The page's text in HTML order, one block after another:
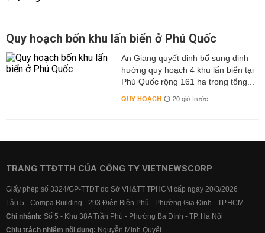
Quy hoạch bốn khu lấn biển ở Phú Quốc
An Giang quyết định bổ sung định
hướng quy hoạch 4 khu lấn biển tại
Phú Quốc rộng 161 ha trong tổng...
QUY HOẠCH 20 giờ trước
TRANG TTĐTTH CỦA CÔNG TY VIETNEWSCORP
Giấy phép số 3324/GP-TTĐT do Sở VH&TT TPHCM cấp ngày 20/3/2026
Lầu 5 - Compa Building - 293 Điện Biên Phủ - Phường Gia Định - TP.HCM
Chi nhánh: Số 5 - Khu 38A Trần Phú - Phường Ba Đình - TP. Hà Nội
Chịu trách nhiệm nội dung: Nguyễn Minh Quyết